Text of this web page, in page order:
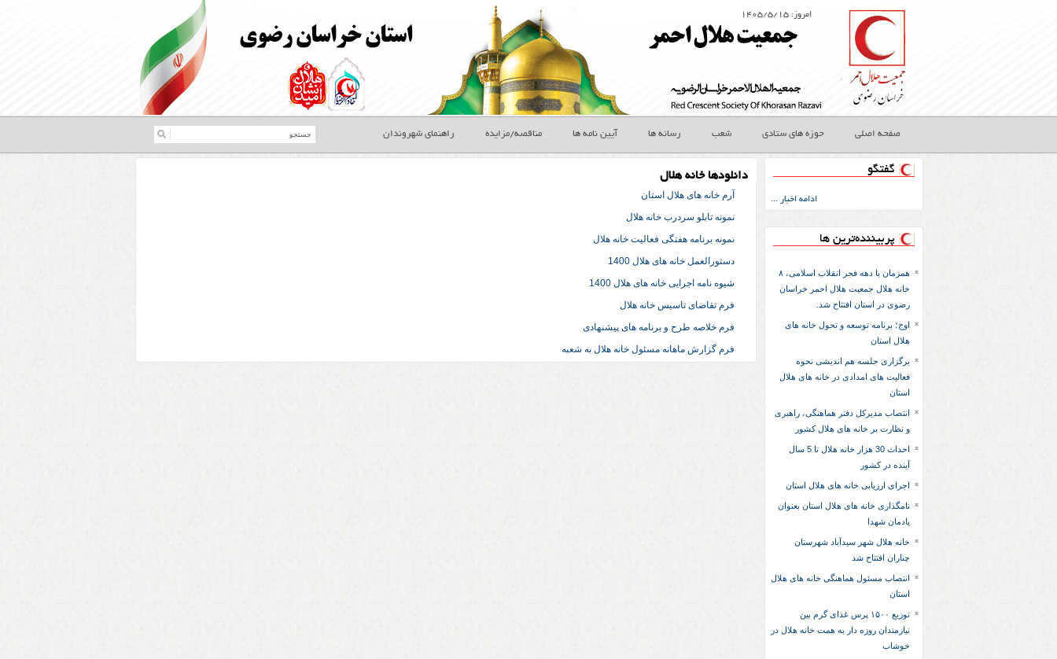
امروز: ۱۴۰۵/۵/۱۵
صفحه اصلی حوزه های ستادی شعب رسانه ها آیین نامه ها مناقصه/مزایده راهنمای شهروندان
گفتگو
ادامه اخبار ...
پربیننده‌ترین ها
همزمان با دهه فجر انقلاب اسلامی، ٨
خانه هلال جمعیت هلال احمر خراسان
رضوی در استان افتتاح شد.
اوج؛ برنامه توسعه و تحول خانه های
هلال استان
برگزاری جلسه هم اندیشی نحوه
فعالیت های امدادی در خانه های هلال
استان
انتصاب مدیرکل دفتر هماهنگی، راهبری
و نظارت بر خانه های هلال کشور
احداث 30 هزار خانه هلال تا 5 سال
آینده در کشور
اجرای ارزیابی خانه های هلال استان
نامگذاری خانه های هلال استان بعنوان
یادمان شهدا
خانه هلال شهر سیدآباد شهرستان
چناران افتتاح شد
انتصاب مسئول هماهنگی خانه های هلال
استان
توزیع ١۵٠٠ پرس غذای گرم بین
نیازمندان روزه دار به همت خانه هلال در
خوشاب
دانلودها خانه هلال
آرم خانه های هلال استان
نمونه تابلو سردرب خانه هلال
نمونه برنامه هفتگی فعالیت خانه هلال
دستورالعمل خانه های هلال 1400
شیوه نامه اجرایی خانه های هلال 1400
فرم تقاضای تاسیس خانه هلال
فرم خلاصه طرح و برنامه های پیشنهادی
فرم گزارش ماهانه مسئول خانه هلال به شعبه